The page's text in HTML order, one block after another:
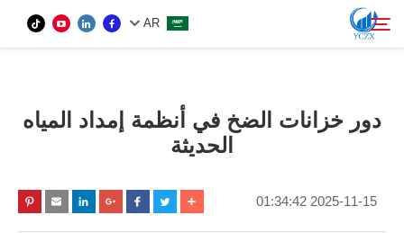
AR
بحث
دور خزانات الضخ في أنظمة إمداد المياه
الحديثة
2025-11-15 01:34:42